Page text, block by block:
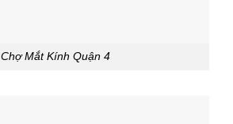
Chợ Mắt Kính Quận 4